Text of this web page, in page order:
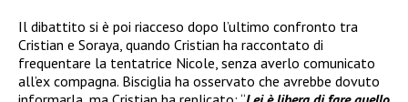
Il dibattito si è poi riacceso dopo l’ultimo confronto tra
Cristian e Soraya, quando Cristian ha raccontato di
frequentare la tentatrice Nicole, senza averlo comunicato
all’ex compagna. Bisciglia ha osservato che avrebbe dovuto